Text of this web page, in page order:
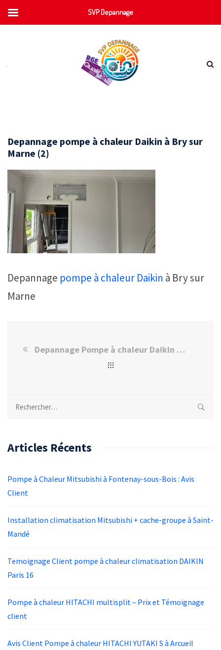
Depannage pompe à chaleur Daikin à Bry sur
Marne (2)
Depannage pompe à chaleur Daikin à Bry sur
Marne
Depannage Pompe à chaleur Daikin à Bry sur Marne
Rechercher :
Articles Récents
Pompe à Chaleur Mitsubishi à Fontenay-sous-Bois : Avis
Client
Installation climatisation Mitsubishi + cache-groupe à Saint-
Mandé
Temoignage Client pompe à chaleur climatisation DAIKIN
Paris 16
Pompe à chaleur HITACHI multisplit – Prix et Témoignage
client
Avis Client Pompe à chaleur HITACHI YUTAKI S à Arcueil
SVP Depannage